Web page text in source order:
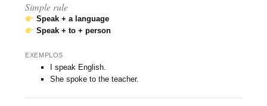
Simple rule
Speak + a language
Speak + to + person
EXEMPLOS
I speak English.
She spoke to the teacher.